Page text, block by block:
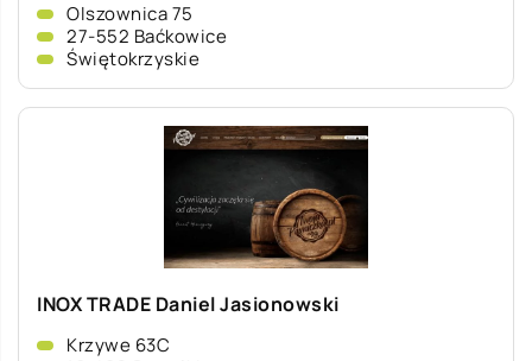
Olszownica 75
27-552 Baćkowice
Świętokrzyskie
INOX TRADE Daniel Jasionowski
Krzywe 63C